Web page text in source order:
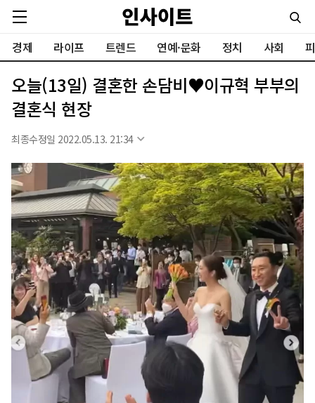
경제 라이프 트렌드 연예·문화 정치 사회
오늘(13일) 결혼한 손담비♥이규혁 부부의
결혼식 현장
최종수정일 2022.05.13. 21:34